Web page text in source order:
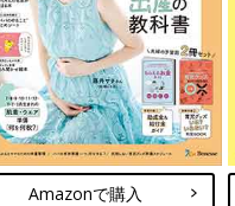
Amazonで購入